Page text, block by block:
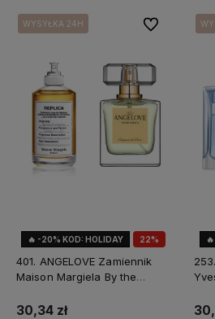
22%
🔥 -20% KOD: HOLIDAY
WYSYŁKA 24H
WYSYŁKA 24H
401. ANGELOVE Zamiennik
Maison Margiela By the
30,34 zł
Do ulubionych